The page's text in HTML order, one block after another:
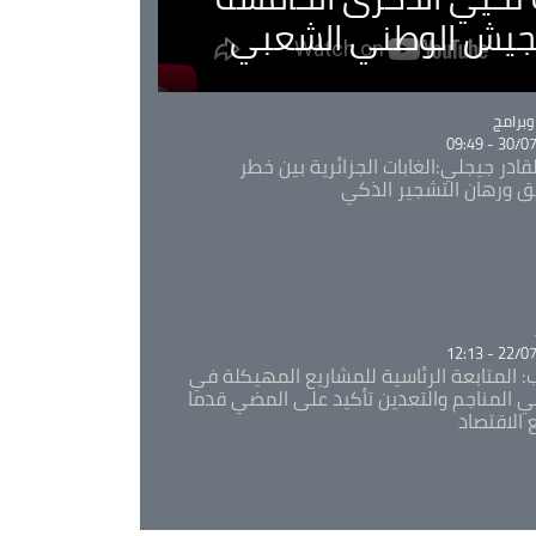
الوطني الشعبي
30/07/
جيجلي:الغابات الجزائرية بين خطر
ورهان التشجير الذكي
22/07/
المتابعة الرئاسية للمشاريع المهيكلة في
المناجم والتعدين تأكيد على المضي قدما
الاقتصاد